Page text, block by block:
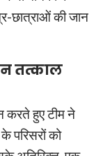
छात्राओं की जान
तत्काल
करते हुए टीम ने
परिसरों को